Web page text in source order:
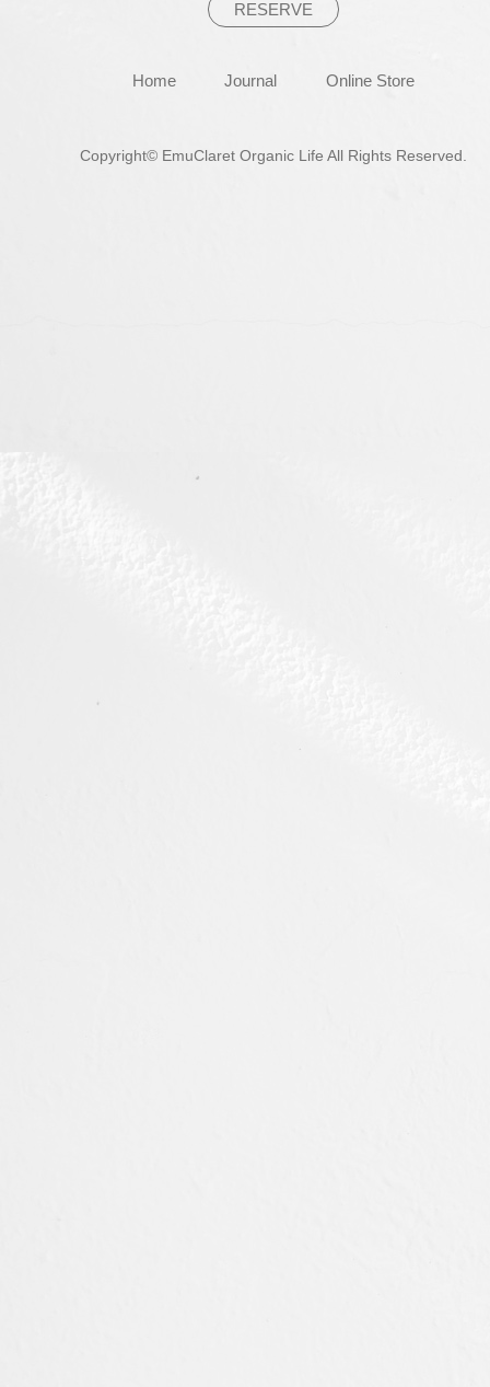
RESERVE
Home Journal Online Store
Copyright© EmuClaret Organic Life All Rights Reserved.